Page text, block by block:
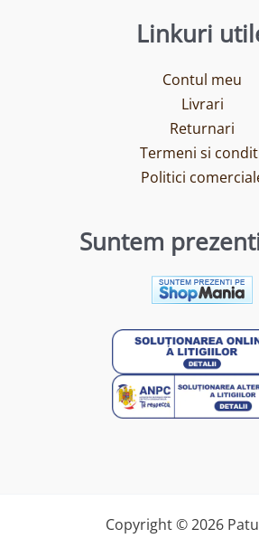
Linkuri
Contul meu
Livrari
Returnari
Termeni si
Politici
Suntem
Copyright © 2026